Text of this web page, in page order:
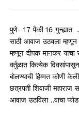
पुणे- 17 पैकी 16 गुन्ह्यात
साठी आवाज उठवला म्हणून
म्हणून दीपक मानकर
वर्तुळात कित्येक
बोलण्याची हिम्मत कोणी
छत्रपती शिवाजी
आवाज उठविला ..वाचा